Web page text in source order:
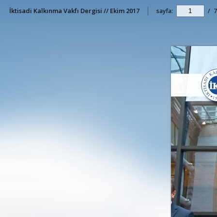
İktisadi Kalkınma Vakfı Dergisi // Ekim 2017 sayfa: /